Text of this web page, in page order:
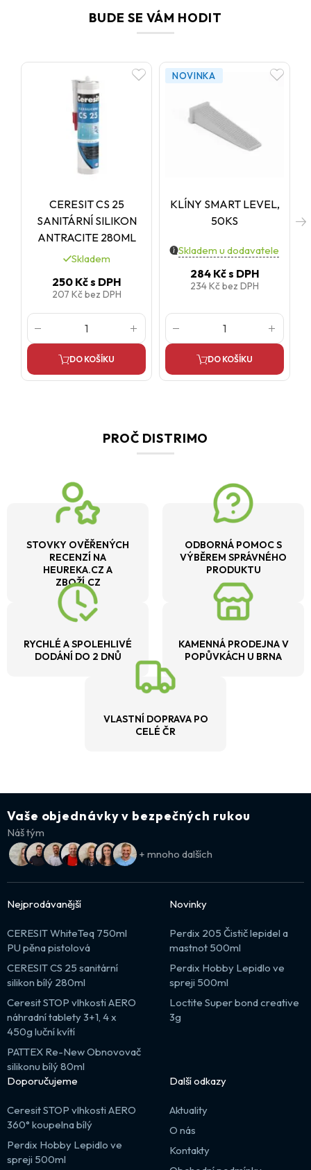
BUDE SE VÁM HODIT
CERESIT CS 25
SANITÁRNÍ SILIKON
ANTRACITE 280ML
Skladem
250 Kčs DPH
207 Kčbez DPH
DO KOŠÍKU
NOVINKA
KLÍNY SMART LEVEL,
50KS
Skladem u dodavatele
284 Kčs DPH
234 Kčbez DPH
DO KOŠÍKU
PROČ DISTRIMO
STOVKY OVĚŘENÝCH
RECENZÍ NA
HEUREKA.CZ A
ZBOŽÍ.CZ
ODBORNÁ POMOC S
VÝBĚREM SPRÁVNÉHO
PRODUKTU
RYCHLÉ A SPOLEHLIVÉ
DODÁNÍ DO 2 DNŮ
KAMENNÁ PRODEJNA V
POPŮVKÁCH U BRNA
VLASTNÍ DOPRAVA PO
CELÉ ČR
Vaše objednávky v bezpečných rukou
Náš tým
+ mnoho dalších
Nejprodávanější
CERESIT WhiteTeq 750ml
PU pěna pistolová
CERESIT CS 25 sanitární
silikon bílý 280ml
Ceresit STOP vlhkosti AERO
náhradní tablety 3+1, 4 x
450g luční kvítí
PATTEX Re-New Obnovovač
silikonu bílý 80ml
Novinky
Perdix 205 Čistič lepidel a
mastnot 500ml
Perdix Hobby Lepidlo ve
spreji 500ml
Loctite Super bond creative
3g
Doporučujeme
Ceresit STOP vlhkosti AERO
360° koupelna bílý
Perdix Hobby Lepidlo ve
spreji 500ml
Další odkazy
Aktuality
O nás
Kontakty